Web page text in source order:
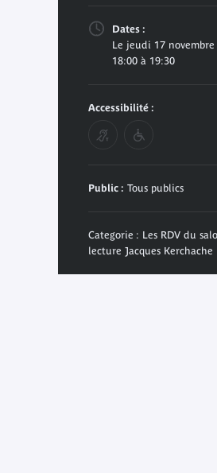
Dates :
Le jeudi 17 novembre
18:00 à 19:30
Accessibilité :
Public : Tous publics
Categorie : Les RDV du
lecture Jacques Kerchache